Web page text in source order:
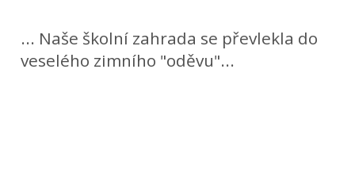
... Naše školní zahrada se převlekla do
veselého zimního "oděvu"...